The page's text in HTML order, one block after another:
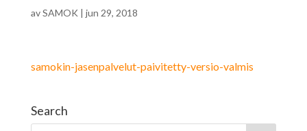
avSAMOK | jun 29, 2018
samokin-jasenpalvelut-paivitetty-versio-valmis
Search